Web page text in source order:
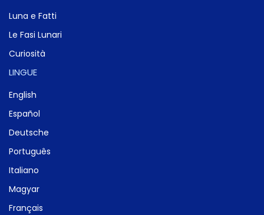
Luna e Fatti
Le Fasi Lunari
Curiosità
LINGUE
English
Español
Deutsche
Português
Italiano
Magyar
Français